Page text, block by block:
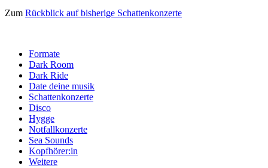
Zum Rückblick auf bisherige Schattenkonzerte
Formate
Dark Room
Dark Ride
Date deine musik
Schattenkonzerte
Disco
Hygge
Notfallkonzerte
Sea Sounds
Kopfhörer:in
Weitere